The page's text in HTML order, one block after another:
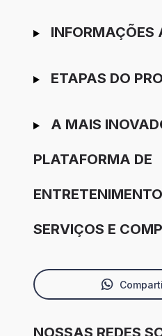
INFORMAÇÕES
ETAPAS DO
A MAIS
PLATAFORMA DE
SERVIÇOS E